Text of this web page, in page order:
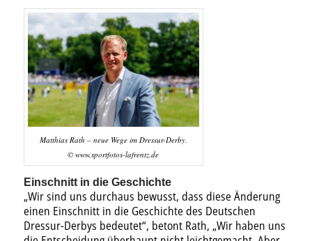
Matthias Rath – neue Wege im Dressur-Derby.
© www.sportfotos-lafrentz.de
Einschnitt in die Geschichte
„Wir sind uns durchaus bewusst, dass diese Änderung
einen Einschnitt in die Geschichte des Deutschen
Dressur-Derbys bedeutet“, betont Rath, „Wir haben uns